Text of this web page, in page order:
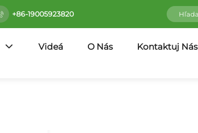
+86-19005923820
Videá O Nás
Kontaktuj Nás